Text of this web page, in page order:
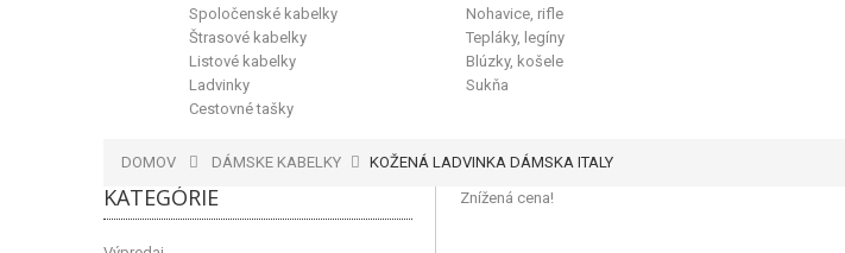
Spoločenské kabelky
Štrasové kabelky
Listové kabelky
Ladvinky
Cestovné tašky
Nohavice, rifle
Tepláky, legíny
Blúzky, košele
Sukňa
DOMOV DÁMSKE KABELKY KOŽENÁ LADVINKA DÁMSKA ITALY
KATEGÓRIE Znížená cena!